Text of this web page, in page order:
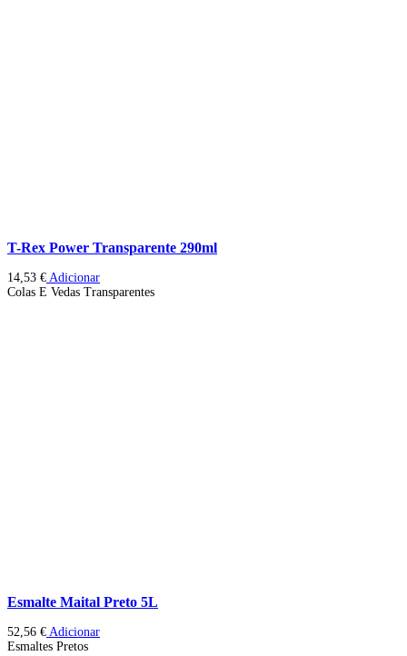
T-Rex Power Transparente 290ml
14,53 € Adicionar
Colas E Vedas Transparentes
Esmalte Maital Preto 5L
52,56 € Adicionar
Esmaltes Pretos